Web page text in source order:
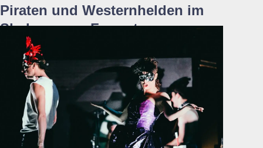
Piraten und Westernhelden im
Shakespeare-Format